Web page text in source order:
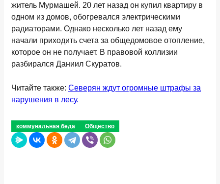
житель Мурмашей. 20 лет назад он купил квартиру в
одном из домов, обогревался электрическими
радиаторами. Однако несколько лет назад ему
начали приходить счета за общедомовое отопление,
которое он не получает. В правовой коллизии
разбирался Даниил Скуратов.
Читайте также: Северян ждут огромные штрафы за
нарушения в лесу.
коммунальная беда Общество